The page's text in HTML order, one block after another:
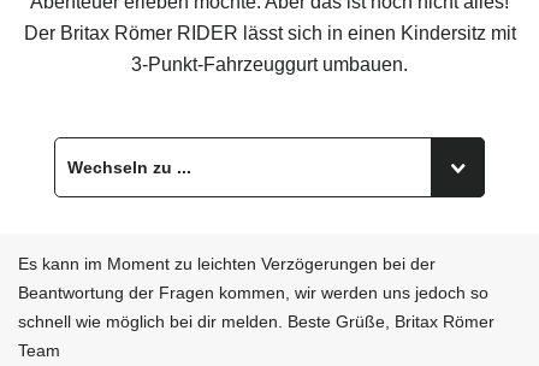
Der Britax Römer RIDER lässt sich in einen Kindersitz mit
3-Punkt-Fahrzeuggurt umbauen.
Es kann im Moment zu leichten Verzögerungen bei der
Beantwortung der Fragen kommen, wir werden uns jedoch so
schnell wie möglich bei dir melden. Beste Grüße, Britax Römer
Team